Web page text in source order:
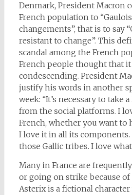
Denmark, President Macron
French population to
changements”, that is to say
resistant to change”. This
scandal among the French
French people thought that it
condescending. President
justify his words in another
week: “It’s necessary to take
from the social platforms. I
French, whether you want to
I love it in all its components.
those Gallic tribes. I love what
Many in France are
or going on strike because
Asterix is a fictional